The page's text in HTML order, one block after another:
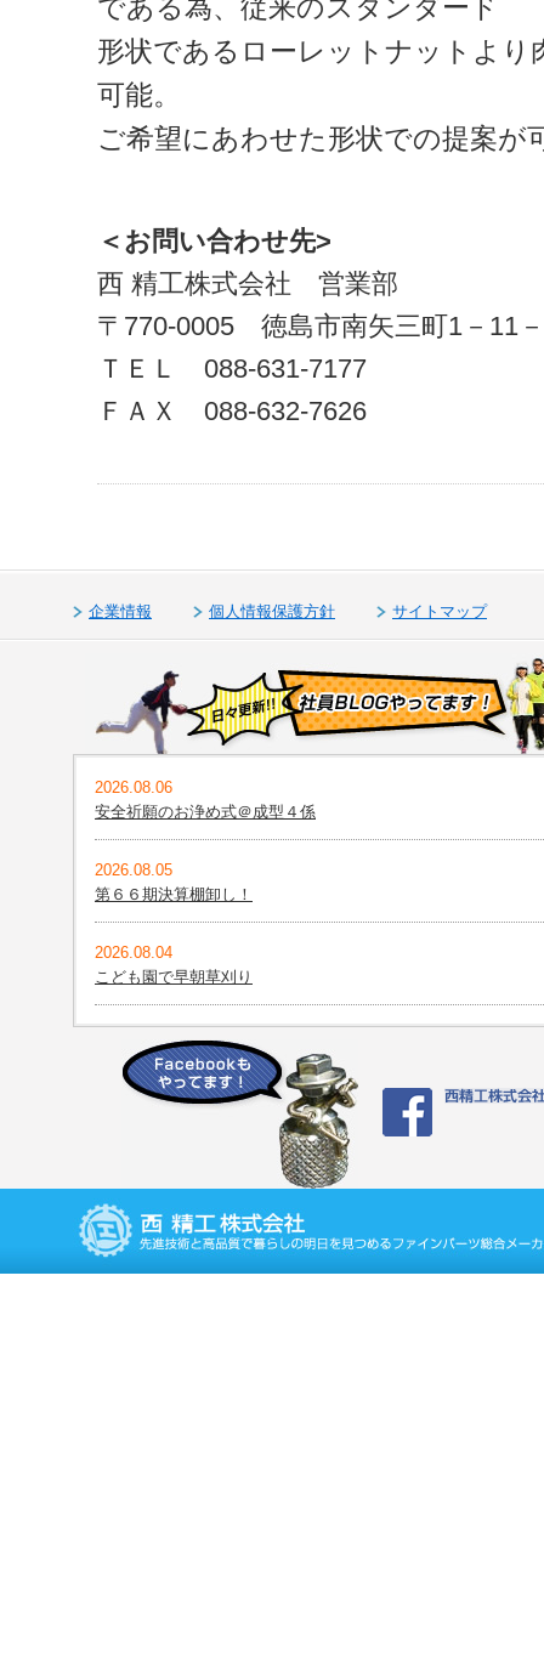
である為、従来のスタンダード
形状であるローレットナットより
可能。
ご希望にあわせた形状での提案が
＜お問い合わせ先>
西 精工株式会社 営業部
〒770-0005 徳島市南矢三町1－11
ＴＥＬ 088-631-7177
ＦＡＸ 088-632-7626
企業情報 個人情報保護方針 サイトマップ
2026.08.06
安全祈願のお浄め式＠成型４係
2026.08.05
第６６期決算棚卸し！
2026.08.04
こども園で早朝草刈り